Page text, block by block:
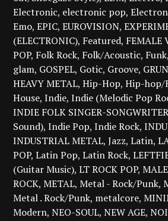
Electronic electronic pop
Emo EPIC EUROVISION
(ELECTRONIC) Featured FEMALE
POP Folk Rock Folk/Acoustic Funk
glam GOSPEL Gotic Groove
HEAVY METAL Hip-Hop Hip-hop/
House Indie Indie (Melodic Pop
INDIE FOLK SINGER-
Sound) Indie Pop Indie Rock
INDUSTRIAL METAL Jazz Latin
POP Latin Pop Latin Rock
(Guitar Music) LT ROCK POP
ROCK METAL Metal - Rock/Punk
Metal . Rock/Punk metalcore
Modern NEO-SOUL NEW AGE